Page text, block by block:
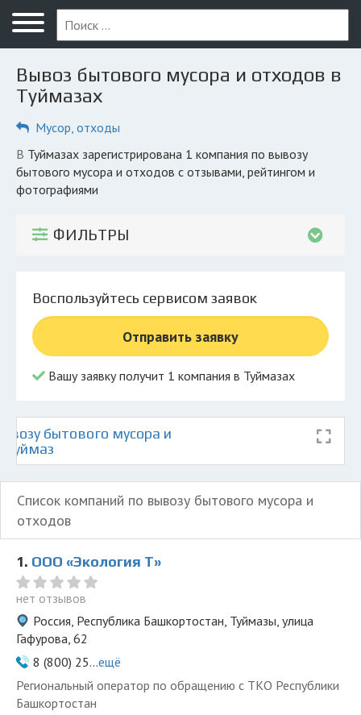
Меню
Главная
Вопрос юристу
Вывоз
Обеззараживание
Личный кабинет
© 2026 Все права защищены
Вывоз бытового мусора и отходов в
Туймазах
Мусор, отходы
в Туймазах зарегистрирована 1 компания по вывозу
бытового мусора и отходов с отзывами, рейтингом и
фотографиями
ФИЛЬТРЫ
Воспользуйтесь сервисом заявок
Отправить заявку
Вашу заявку получит 1 компания в Туймазах
бытового мусора и
Туймаз
Список компаний по вывозу бытового мусора и
отходов
1. ООО «Экология Т»
нет отзывов
Россия, Республика Башкортостан, Туймазы, улица
Гафурова, 62
8 (800) 25...ещё
Региональный оператор по обращению с ТКО Республики
Башкортостан